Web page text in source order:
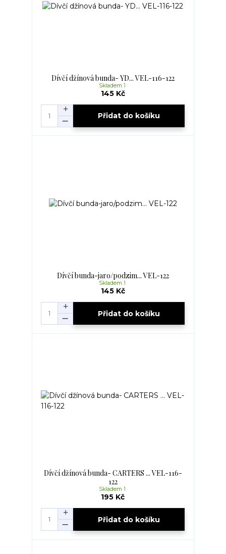
Dívčí džínová bunda- YD... VEL-116-122
145 Kč
Skladem 1
Přidat do košíku
Dívčí bunda-jaro/podzim... VEL-122
145 Kč
Skladem 1
Přidat do košíku
Dívčí džínová bunda- CARTERS ... VEL-116-
122
195 Kč
Skladem 1
Přidat do košíku